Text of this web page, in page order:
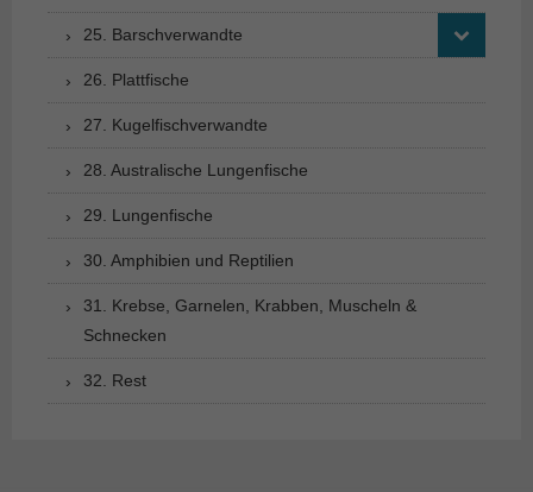
25. Barschverwandte
26. Plattfische
27. Kugelfischverwandte
28. Australische Lungenfische
29. Lungenfische
30. Amphibien und Reptilien
31. Krebse, Garnelen, Krabben, Muscheln &
Schnecken
32. Rest